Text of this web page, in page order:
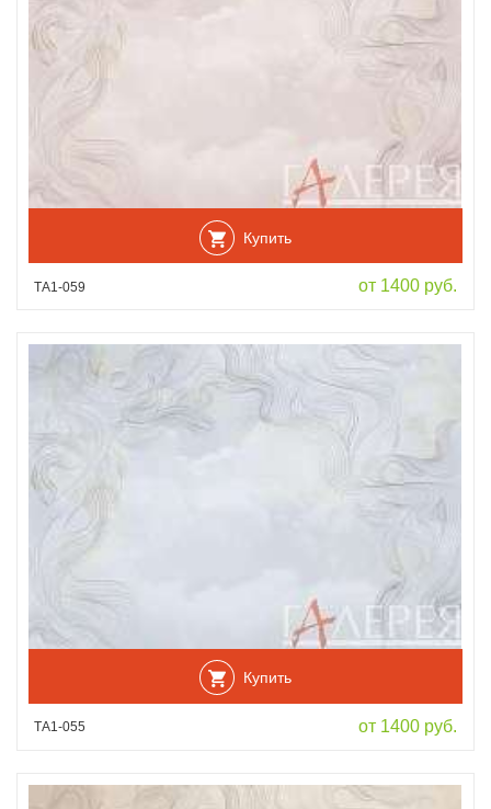
Купить
ТА1-059 от 1400 руб.
Купить
ТА1-055 от 1400 руб.